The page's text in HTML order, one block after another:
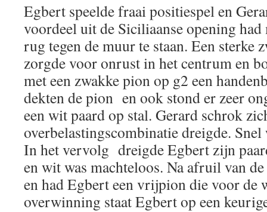
Egbert speelde fraai positiespel en
voordeel uit de Siciliaanse opening
rug tegen de muur te staan. Een sterke
zorgde voor onrust in het centrum en
met een zwakke pion op g2 een
dekten de pion en ook stond er zeer
een wit paard op stal. Gerard schrok
overbelastingscombinatie dreigde. Snel
In het vervolg dreigde Egbert zijn
en wit was machteloos. Na afruil van
en had Egbert een vrijpion die voor de
overwinning staat Egbert op een